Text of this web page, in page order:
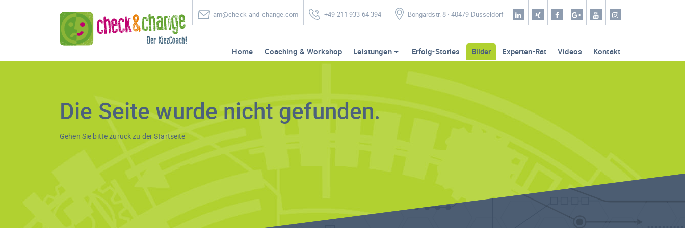
am@check-and-change.com +49 211 933 64 394 Bongardstr. 8 · 40479 Düsseldorf
Home Coaching & Workshop Leistungen Erfolg-Stories Bilder Experten-Rat Videos Kontakt
Die Seite wurde nicht gefunden.
Gehen Sie bitte zurück zu derStartseite
Home
Leistungen
Videos
Kontakt